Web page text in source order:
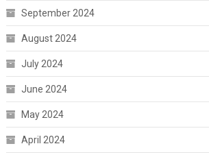
September 2024
August 2024
July 2024
June 2024
May 2024
April 2024